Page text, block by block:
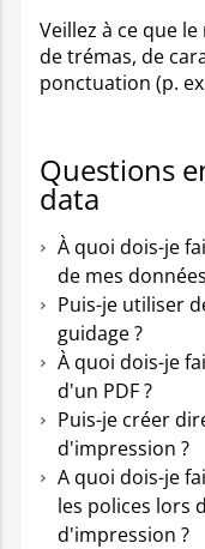
Veillez à ce que
de trémas, de
ponctuation (p.
Questions
data
À quoi dois-je
de mes
Puis-je utiliser
guidage ?
À quoi dois-je
d'un PDF ?
Puis-je créer
d'impression ?
A quoi dois-je
les polices lors
d'impression ?